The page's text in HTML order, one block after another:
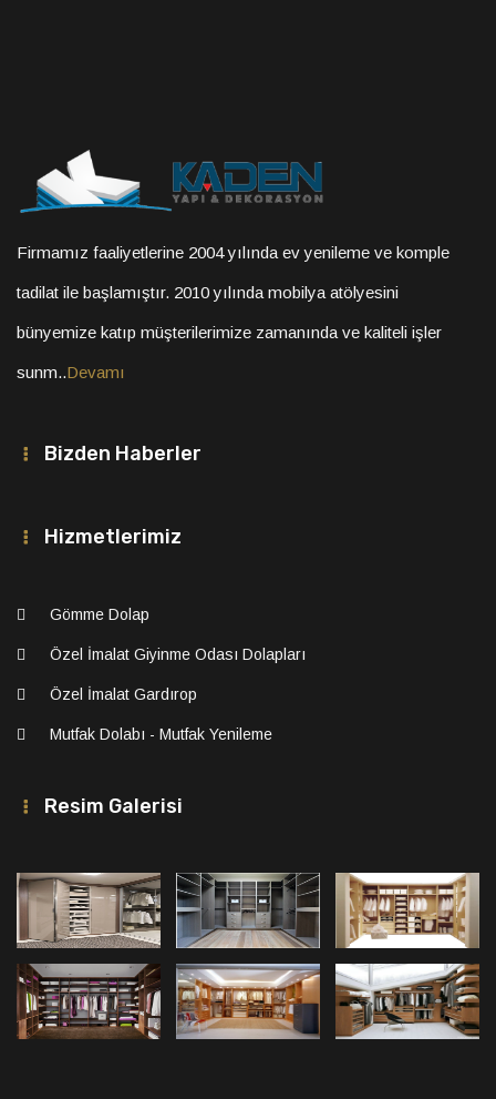
Firmamız faaliyetlerine 2004 yılında ev yenileme ve komple
tadilat ile başlamıştır. 2010 yılında mobilya atölyesini
bünyemize katıp müşterilerimize zamanında ve kaliteli işler
sunm..Devamı
Bizden Haberler
Hizmetlerimiz
Gömme Dolap
Özel İmalat Giyinme Odası Dolapları
Özel İmalat Gardırop
Mutfak Dolabı - Mutfak Yenileme
Resim Galerisi